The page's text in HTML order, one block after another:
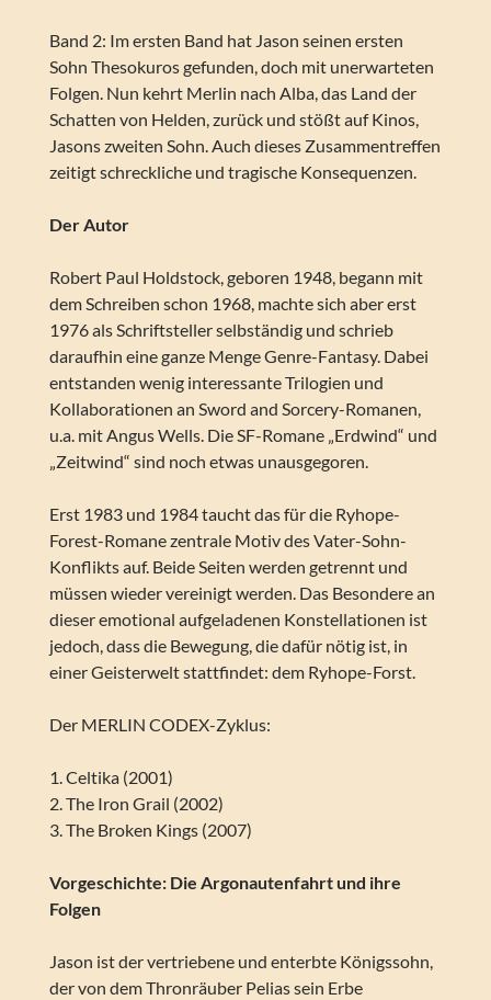
Band 2: Im ersten Band hat Jason seinen ersten
Sohn Thesokuros gefunden, doch mit unerwarteten
Folgen. Nun kehrt Merlin nach Alba, das Land der
Schatten von Helden, zurück und stößt auf Kinos,
Jasons zweiten Sohn. Auch dieses Zusammentreffen
zeitigt schreckliche und tragische Konsequenzen.
Der Autor
Robert Paul Holdstock, geboren 1948, begann mit
dem Schreiben schon 1968, machte sich aber erst
1976 als Schriftsteller selbständig und schrieb
daraufhin eine ganze Menge Genre-Fantasy. Dabei
entstanden wenig interessante Trilogien und
Kollaborationen an Sword and Sorcery-Romanen,
u.a. mit Angus Wells. Die SF-Romane „Erdwind“ und
„Zeitwind“ sind noch etwas unausgegoren.
Erst 1983 und 1984 taucht das für die Ryhope-
Forest-Romane zentrale Motiv des Vater-Sohn-
Konflikts auf. Beide Seiten werden getrennt und
müssen wieder vereinigt werden. Das Besondere an
dieser emotional aufgeladenen Konstellationen ist
jedoch, dass die Bewegung, die dafür nötig ist, in
einer Geisterwelt stattfindet: dem Ryhope-Forst.
Der MERLIN CODEX-Zyklus:
1. Celtika (2001)
2. The Iron Grail (2002)
3. The Broken Kings (2007)
Vorgeschichte: Die Argonautenfahrt und ihre
Folgen
Jason ist der vertriebene und enterbte Königssohn,
der von dem Thronräuber Pelias sein Erbe